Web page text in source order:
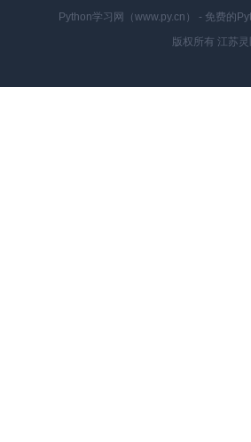
Python学习网（www.py.cn） - 免费的
版权所有 江苏